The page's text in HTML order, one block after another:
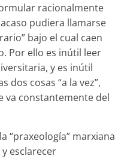
racionalmente
pudiera llamarse
bajo el cual caen
Por ello es inútil leer
y es inútil
cosas “a la vez”,
va constantemente del
“praxeología” marxiana
esclarecer